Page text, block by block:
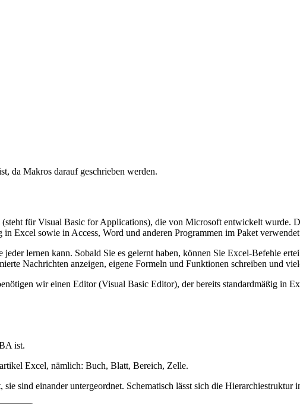
da Makros darauf geschrieben werden.
für Visual Basic for Applications), die von Microsoft entwickelt wurde.
Excel sowie in Access, Word und anderen Programmen im Paket
lernen kann. Sobald Sie es gelernt haben, können Sie Excel-Befehle
Nachrichten anzeigen, eigene Formeln und Funktionen schreiben und
wir einen Editor (Visual Basic Editor), der bereits standardmäßig in
ist.
Excel, nämlich: Buch, Blatt, Bereich, Zelle.
sind einander untergeordnet. Schematisch lässt sich die Hierarchiestruktur